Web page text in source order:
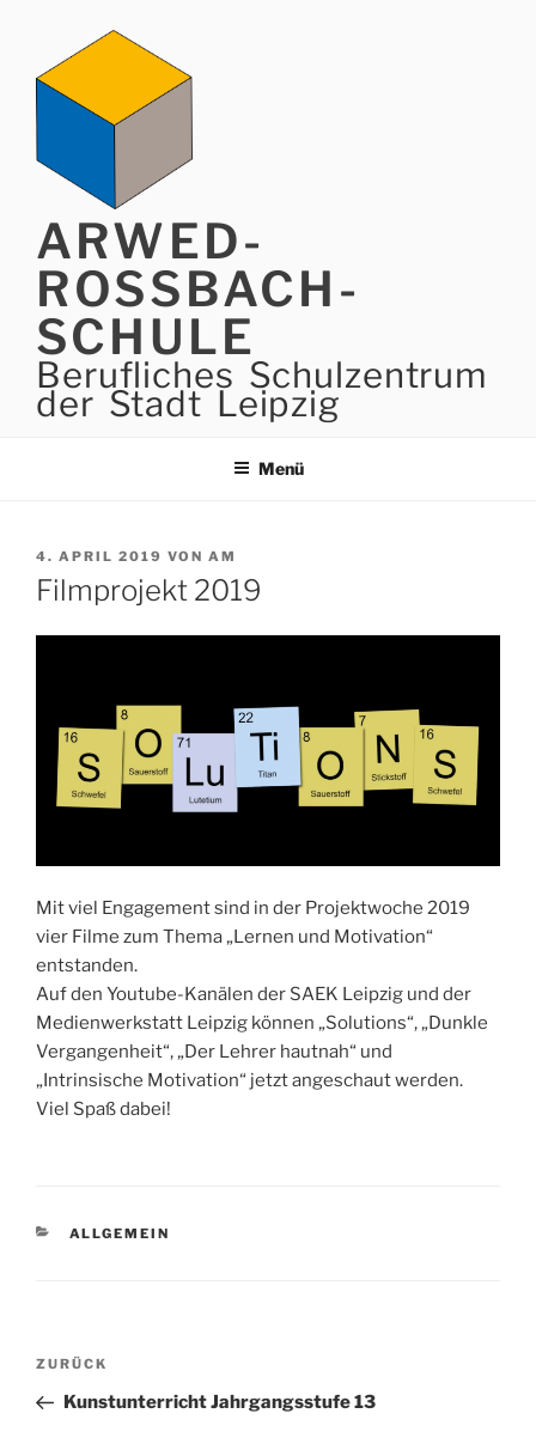
springen
ARWED-
ROSSBACH-
SCHULE
Berufliches Schulzentrum
der Stadt Leipzig
Menü
VERÖFFENTLICHT
AM
4. APRIL 2019 VON AM
Filmprojekt 2019
Mit viel Engagement sind in der Projektwoche 2019
vier Filme zum Thema „Lernen und Motivation“
entstanden.
Auf den Youtube-Kanälen der SAEK Leipzig und der
Medienwerkstatt Leipzig können „Solutions“, „Dunkle
Vergangenheit“, „Der Lehrer hautnah“ und
„Intrinsische Motivation“ jetzt angeschaut werden.
Viel Spaß dabei!
KATEGORIEN
ALLGEMEIN
Beitragsnavigation
Vorheriger
Beitrag
ZURÜCK
Kunstunterricht Jahrgangsstufe 13